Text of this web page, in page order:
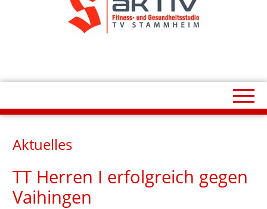
Aktuelles
TT Herren I erfolgreich gegen
Vaihingen